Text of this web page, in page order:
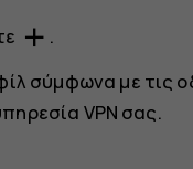
add .
σύμφωνα με τις
VPN σας.